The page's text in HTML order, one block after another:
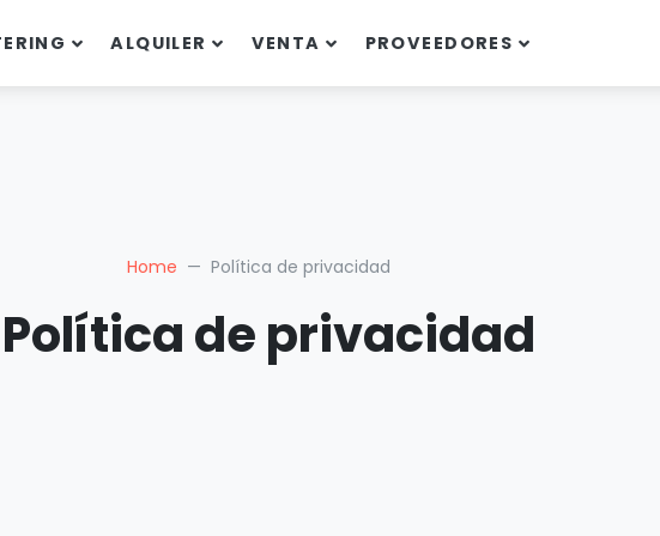
ALQUILER VENTA PROVEEDORES
Home Política de privacidad
Política de privacidad